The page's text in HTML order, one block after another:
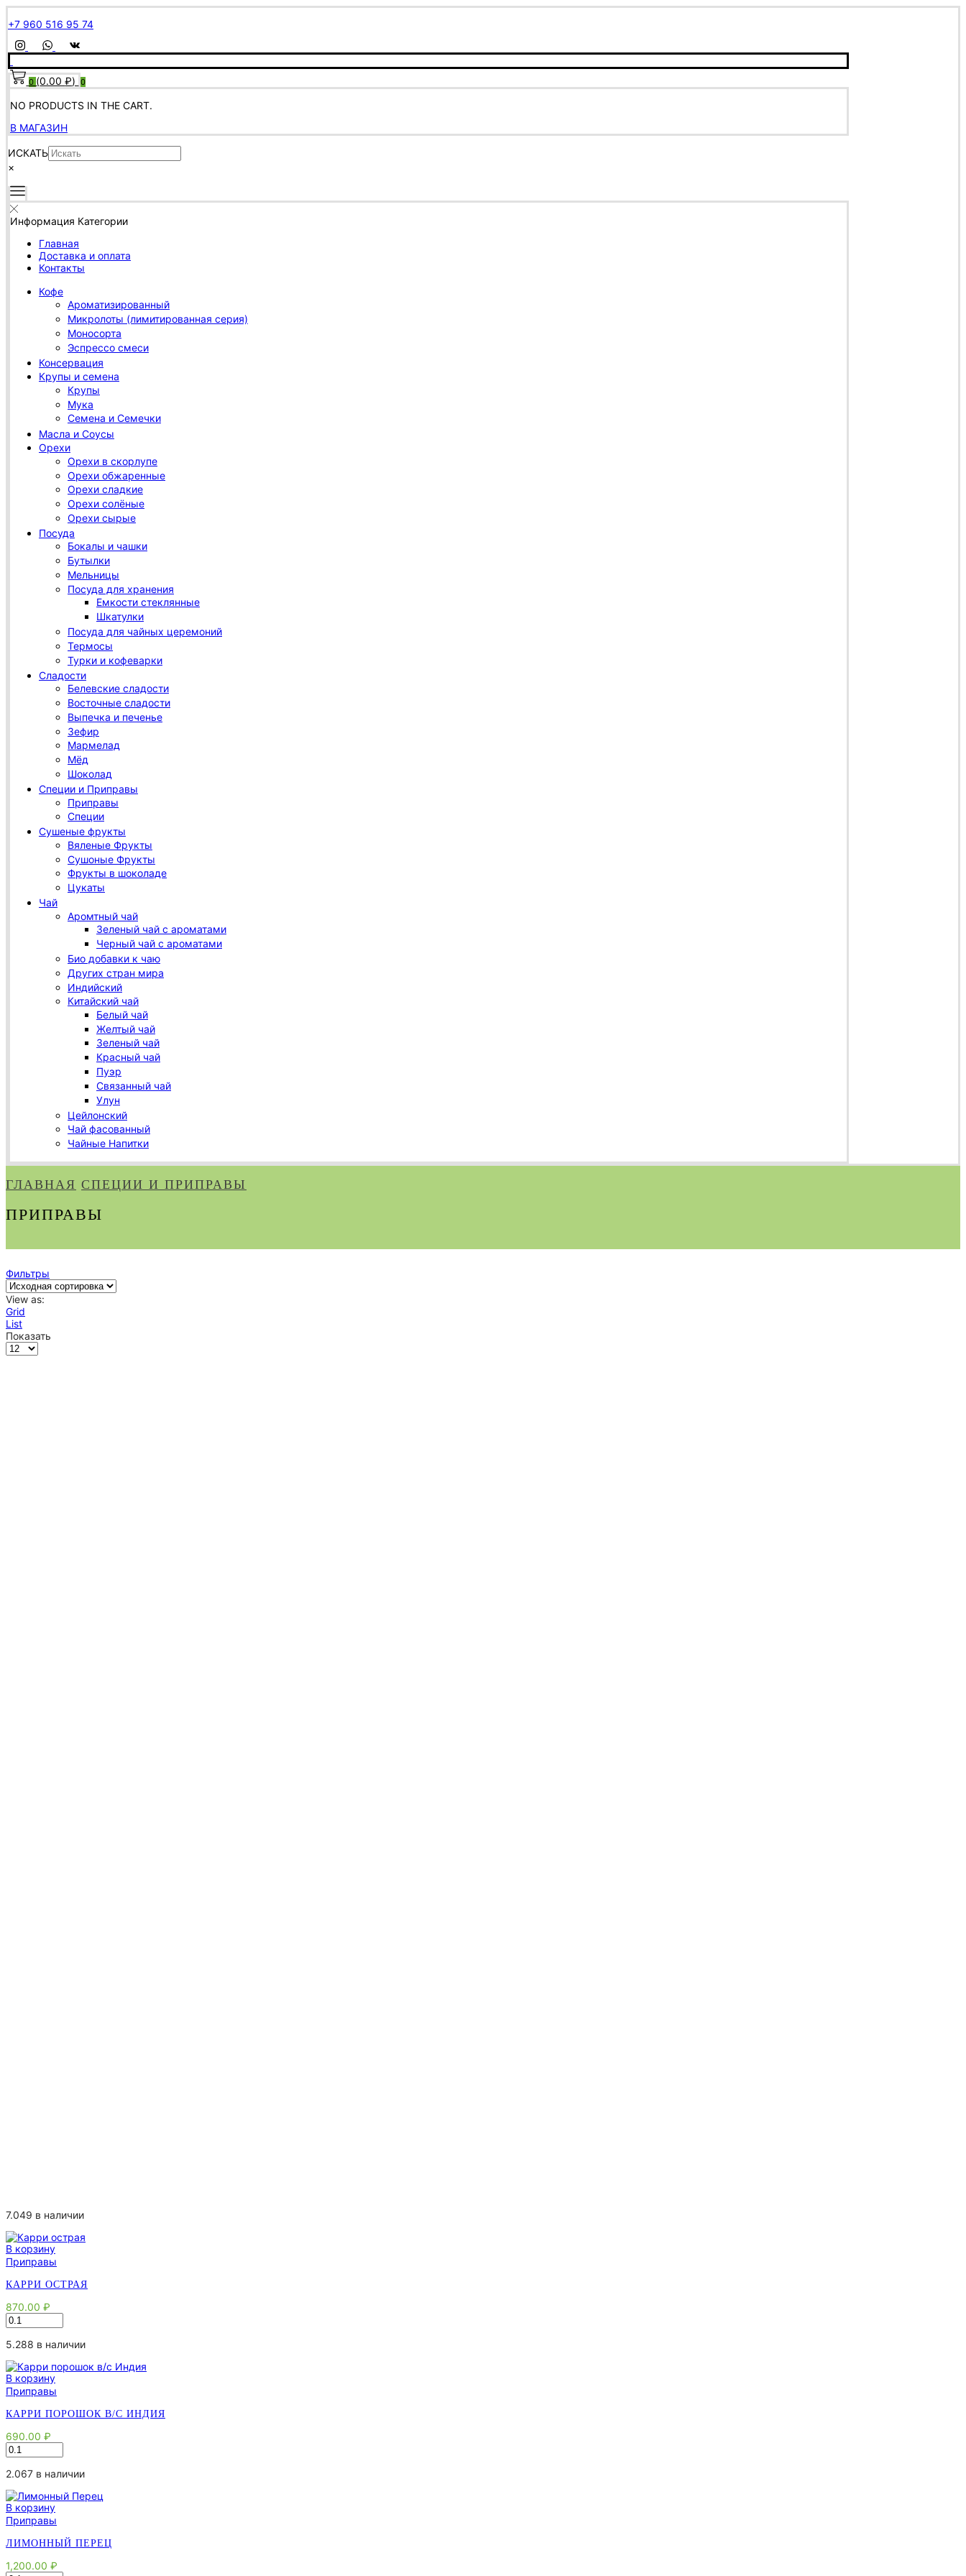
+7 960 516 95 74
0 (0.00₽) 0
NO PRODUCTS IN THE CART.
В МАГАЗИН
ИСКАТЬ
×
Информация Категории
Главная
Доставка и оплата
Контакты
Кофе
Ароматизированный
Микролоты (лимитированная серия)
Моносорта
Эспрессо смеси
Консервация
Крупы и семена
Крупы
Мука
Семена и Семечки
Масла и Соусы
Орехи
Орехи в скорлупе
Орехи обжаренные
Орехи сладкие
Орехи солёные
Орехи сырые
Посуда
Бокалы и чашки
Бутылки
Мельницы
Посуда для хранения
Емкости стеклянные
Шкатулки
Посуда для чайных церемоний
Термосы
Турки и кофеварки
Сладости
Белевские сладости
Восточные сладости
Выпечка и печенье
Зефир
Мармелад
Мёд
Шоколад
Специи и Приправы
Приправы
Специи
Сушеные фрукты
Вяленые Фрукты
Сушоные Фрукты
Фрукты в шоколаде
Цукаты
Чай
Аромтный чай
Зеленый чай с ароматами
Черный чай с ароматами
Био добавки к чаю
Других стран мира
Индийский
Китайский чай
Белый чай
Желтый чай
Зеленый чай
Красный чай
Пуэр
Связанный чай
Улун
Цейлонский
Чай фасованный
Чайные Напитки
ГЛАВНАЯ СПЕЦИИ И ПРИПРАВЫ
ПРИПРАВЫ
Фильтры
View as:
Grid
List
Показать
7.049 в наличии
В корзину
Приправы
КАРРИ ОСТРАЯ
870.00 ₽
Количество
товара
Карри
5.288 в наличии
В корзину
Приправы
КАРРИ ПОРОШОК В/С ИНДИЯ
690.00 ₽
Количество
товара
Карри
в/
с
Индия
2.067 в наличии
В корзину
Приправы
ЛИМОННЫЙ ПЕРЕЦ
1,200.00 ₽